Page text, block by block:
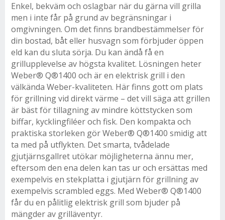
Enkel, bekväm och oslagbar när du gärna vill grilla
men i inte får på grund av begränsningar i
omgivningen. Om det finns brandbestämmelser för
din bostad, båt eller husvagn som förbjuder öppen
eld kan du sluta sörja. Du kan ändå få en
grillupplevelse av högsta kvalitet. Lösningen heter
Weber® Q®1400 och är en elektrisk grill i den
välkända Weber-kvaliteten. Här finns gott om plats
för grillning vid direkt värme – det vill säga att grillen
är bäst för tillagning av mindre köttstycken som
biffar, kycklingfiléer och fisk. Den kompakta och
praktiska storleken gör Weber® Q®1400 smidig att
ta med på utflykten. Det smarta, tvådelade
gjutjärnsgallret utökar möjligheterna ännu mer,
eftersom den ena delen kan tas ur och ersättas med
exempelvis en stekplatta i gjutjärn för grillning av
exempelvis scrambled eggs. Med Weber® Q®1400
får du en pålitlig elektrisk grill som bjuder på
mängder av grilläventyr.